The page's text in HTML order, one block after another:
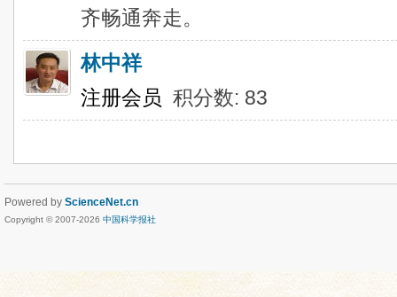
齐畅通奔走。
林中祥
注册会员 积分数: 83
Powered by ScienceNet.cn
Copyright © 2007-2026 中国科学报社